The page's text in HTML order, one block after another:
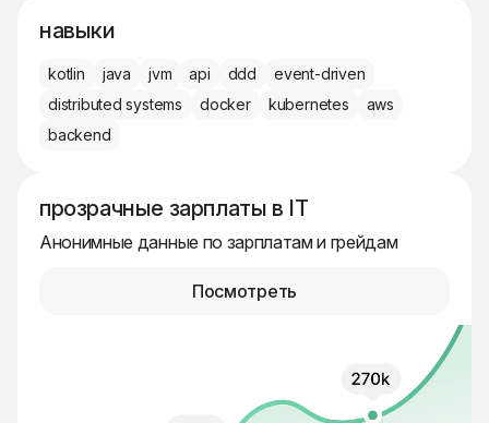
навыки
kotlin java jvm api ddd
event-driven
distributed systems
docker kubernetes
aws
backend
прозрачные зарплаты в IT
Анонимные данные по зарплатам и грейдам
Посмотреть